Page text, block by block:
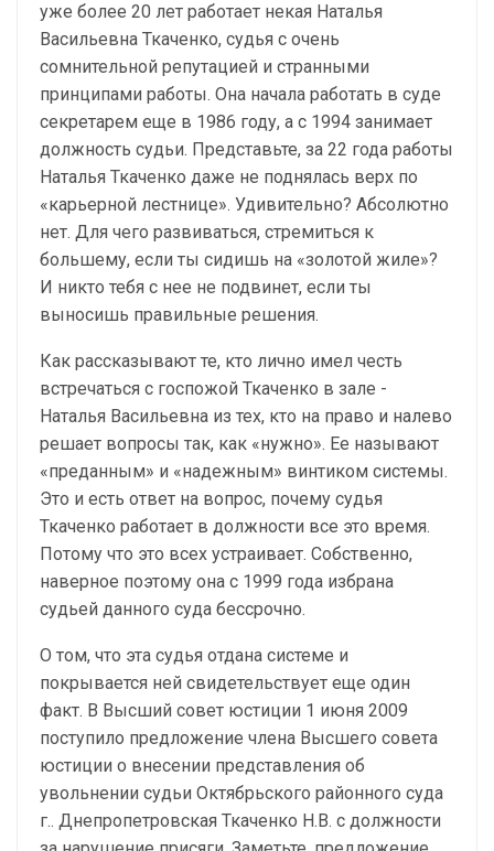
уже более 20 лет работает некая Наталья
Васильевна Ткаченко, судья с очень
сомнительной репутацией и странными
принципами работы. Она начала работать в суде
секретарем еще в 1986 году, а с 1994 занимает
должность судьи. Представьте, за 22 года работы
Наталья Ткаченко даже не поднялась верх по
«карьерной лестнице». Удивительно? Абсолютно
нет. Для чего развиваться, стремиться к
большему, если ты сидишь на «золотой жиле»?
И никто тебя с нее не подвинет, если ты
выносишь правильные решения.
Как рассказывают те, кто лично имел честь
встречаться с госпожой Ткаченко в зале -
Наталья Васильевна из тех, кто на право и налево
решает вопросы так, как «нужно». Ее называют
«преданным» и «надежным» винтиком системы.
Это и есть ответ на вопрос, почему судья
Ткаченко работает в должности все это время.
Потому что это всех устраивает. Собственно,
наверное поэтому она с 1999 года избрана
судьей данного суда бессрочно.
О том, что эта судья отдана системе и
покрывается ней свидетельствует еще один
факт. В Высший совет юстиции 1 июня 2009
поступило предложение члена Высшего совета
юстиции о внесении представления об
увольнении судьи Октябрьского районного суда
г.. Днепропетровская Ткаченко Н.В. с должности